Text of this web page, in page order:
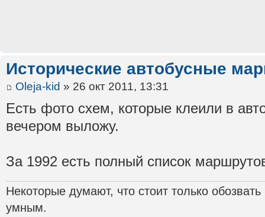
Исторические автобусные
Oleja-kid » 26 окт 2011, 13:31
Есть фото схем, которые клеили в
вечером выложу.
За 1992 есть полный список
Некоторые думают, что стоит только
умным.